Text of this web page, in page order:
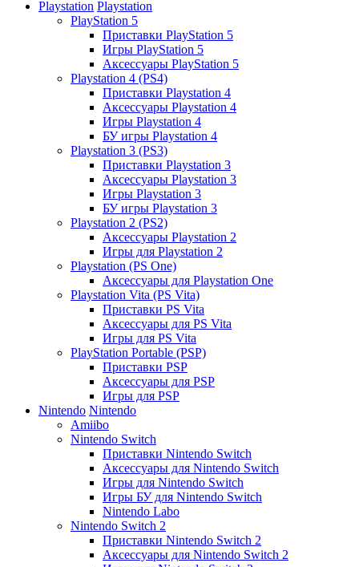
Playstation Playstation
PlayStation 5
Приставки PlayStation 5
Игры PlayStation 5
Аксессуары PlayStation 5
Playstation 4 (PS4)
Приставки Playstation 4
Аксессуары Playstation 4
Игры Playstation 4
БУ игры Playstation 4
Playstation 3 (PS3)
Приставки Playstation 3
Аксессуары Playstation 3
Игры Playstation 3
БУ игры Playstation 3
Playstation 2 (PS2)
Аксессуары Playstation 2
Игры для Playstation 2
Playstation (PS One)
Аксессуары для Playstation One
Playstation Vita (PS Vita)
Приставки PS Vita
Аксессуары для PS Vita
Игры для PS Vita
PlayStation Portable (PSP)
Приставки PSP
Аксессуары для PSP
Игры для PSP
Nintendo Nintendo
Amiibo
Nintendo Switch
Приставки Nintendo Switch
Аксессуары для Nintendo Switch
Игры для Nintendo Switch
Игры БУ для Nintendo Switch
Nintendo Labo
Nintendo Switch 2
Приставки Nintendo Switch 2
Аксессуары для Nintendo Switch 2